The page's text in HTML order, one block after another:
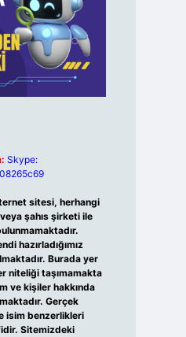
Skype:
sitesi, herhangi
şahıs şirketi ile
hazırladığımız
Burada yer
niteliği taşımamakta
ve kişiler hakkında
Gerçek
isim benzerlikleri
Sitemizdeki